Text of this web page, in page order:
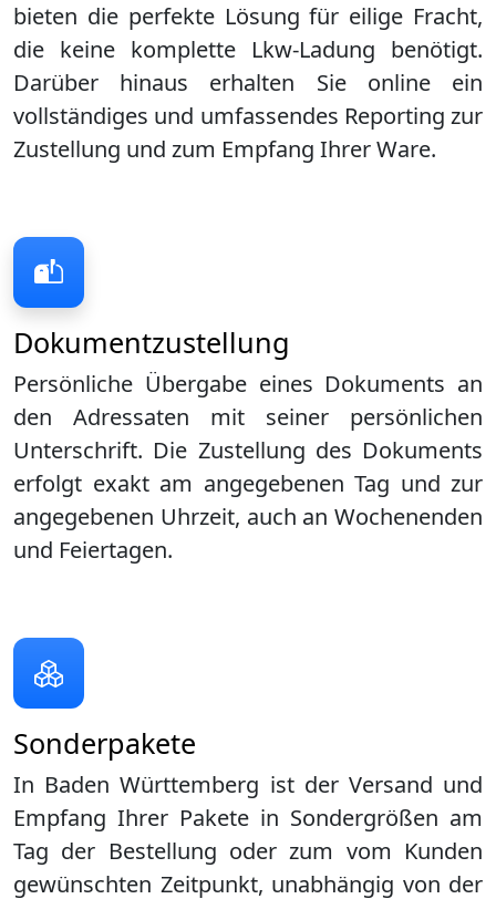
Dokumentzustellung
Persönliche Übergabe eines Dokuments an
den Adressaten mit seiner persönlichen
Unterschrift. Die Zustellung des Dokuments
erfolgt exakt am angegebenen Tag und zur
angegebenen Uhrzeit, auch an Wochenenden
und Feiertagen.
bieten die perfekte Lösung für eilige Fracht,
die keine komplette Lkw-Ladung benötigt.
Darüber hinaus erhalten Sie online ein
vollständiges und umfassendes Reporting zur
Zustellung und zum Empfang Ihrer Ware.
Sonderpakete
In Baden Württemberg ist der Versand und
Empfang Ihrer Pakete in Sondergrößen am
Tag der Bestellung oder zum vom Kunden
gewünschten Zeitpunkt, unabhängig von der